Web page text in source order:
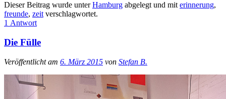
Dieser Beitrag wurde unterHamburg abgelegt und mit erinnerung,
freunde, zeit verschlagwortet.
1 Antwort
Die Fülle
Veröffentlicht am 6. März 2015 von Stefan B.